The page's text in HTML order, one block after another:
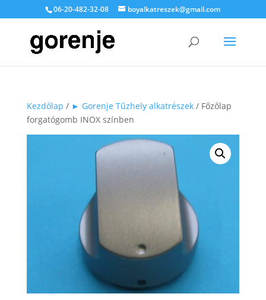
06-20-482-32-08 boyalkatreszek@gmail.com
Kezdőlap / ► Gorenje Tűzhely alkatrészek/ Főzőlap
forgatógomb INOX színben